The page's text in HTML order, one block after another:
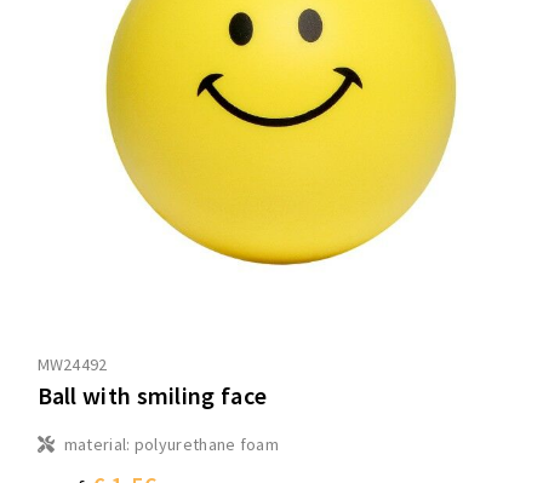
MW24492
Ball with smiling face
material: polyurethane foam